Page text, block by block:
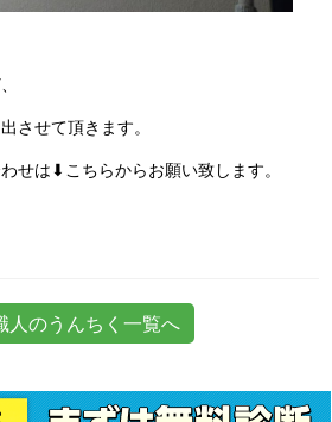
させて頂きます。
せは⬇こちらからお願い致します。
人のうんちく一覧へ